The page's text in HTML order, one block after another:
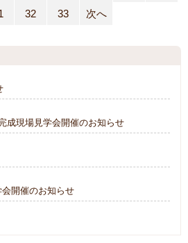
32 33 次へ
成現場見学会開催のお知らせ
開催のお知らせ